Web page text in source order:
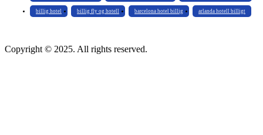
billig hotel billig fly og hotell barcelona hotel billig arlanda hotell billigt
Copyright © 2025. All rights reserved.